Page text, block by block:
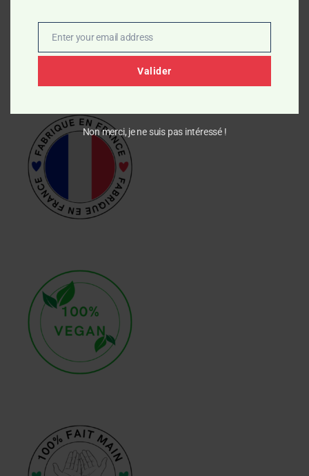
Mes engagements
Enter your email address
Valider
Non merci, je ne suis pas intéressé !